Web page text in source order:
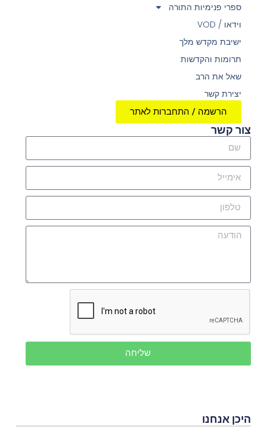
ספרי פנימיות התורה
וידאו / VOD
ישיבת מקדש מלך
תרומות והקדשות
שאל את הרב
יצירת קשר
הרשמה / התחברות לאתר
צור קשר
שליחה
היכן אנחנו